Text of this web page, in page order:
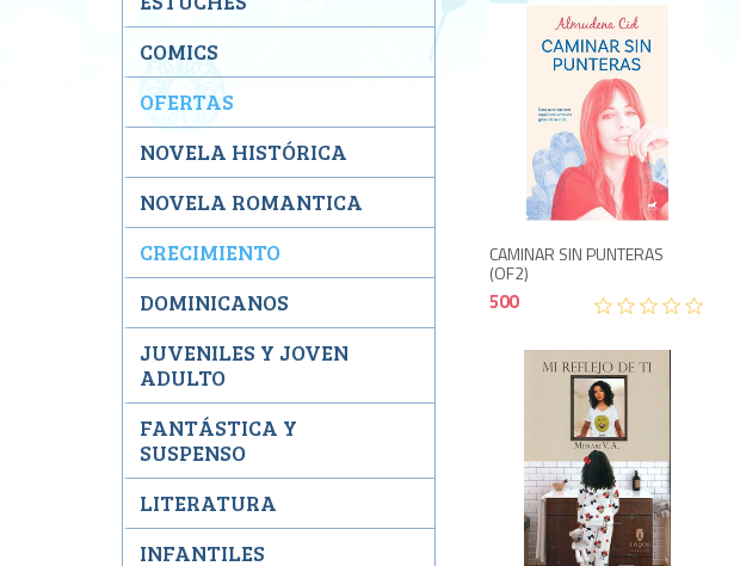
CAMINAR SIN PUNTERAS
(OF2)
500
COMICS
OFERTAS
NOVELA HISTÓRICA
NOVELA ROMANTICA
CRECIMIENTO
DOMINICANOS
JUVENILES Y JOVEN
ADULTO
FANTÁSTICA Y
SUSPENSO
LITERATURA
INFANTILES